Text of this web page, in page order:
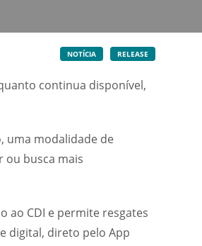
NOTÍCIA RELEASE
continua disponível,
uma modalidade de
ou busca mais
ao CDI e permite resgates
digital, direto pelo App